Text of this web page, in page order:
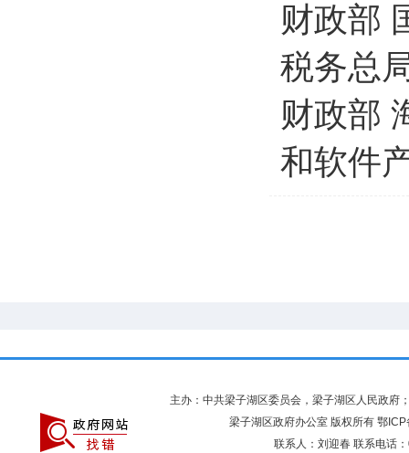
财政部
税务总
财政部
和软件
主办：中共梁子湖区委员会，梁子湖区人民政府
梁子湖区政府办公室 版权所有 鄂
联系人：刘迎春 联系电话